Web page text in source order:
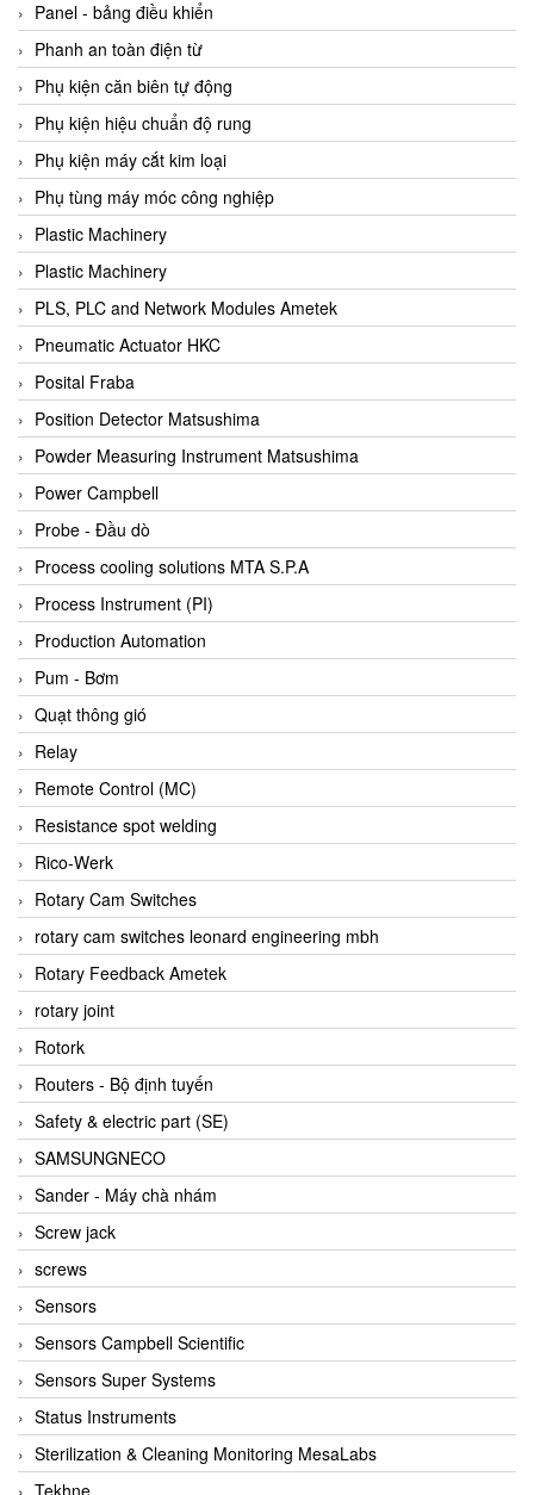
BEKO
Belimo
Benetech Vietnam
Bently Nevada
Bentone Vietnam
Bernstein Vietnam
Berthold
Bestech
Bestech
BETA
Bifold
Bihl+wiedemann
Bihl+wiedemann
Bilz
Binder Connector
Biotech
BirdX Vietnam
BK Vibro
Black Box
BlackBox Vietnam
BLAGDON PUMP
Bloom Engineering
Boneng
Bopp & Reuther Messtechnik
Bosch
Boydcorp
BRAUN Vietnam
Brinkmann Pumpen
BRONKHORST
Brook Instrument
Brooks Instrument Vietnam
Buhler
BURLING INSTRUMENTS
Burster
BUSCHJOST
Calectro
Campbell Scientific
Canneed Vietnam
Cantoni
CAPS
CAREL Parts
Panel - bảng điều khiển
Phanh an toàn điện từ
Phụ kiện căn biên tự động
Phụ kiện hiệu chuẩn độ rung
Phụ kiện máy cắt kim loại
Phụ tùng máy móc công nghiệp
Plastic Machinery
Plastic Machinery
PLS, PLC and Network Modules Ametek
Pneumatic Actuator HKC
Posital Fraba
Position Detector Matsushima
Powder Measuring Instrument Matsushima
Power Campbell
Probe - Đầu dò
Process cooling solutions MTA S.P.A
Process Instrument (PI)
Production Automation
Pum - Bơm
Quạt thông gió
Relay
Remote Control (MC)
Resistance spot welding
Rico-Werk
Rotary Cam Switches
rotary cam switches leonard engineering mbh
Rotary Feedback Ametek
rotary joint
Rotork
Routers - Bộ định tuyến
Safety & electric part (SE)
SAMSUNGNECO
Sander - Máy chà nhám
Screw jack
screws
Sensors
Sensors Campbell Scientific
Sensors Super Systems
Status Instruments
Sterilization & Cleaning Monitoring MesaLabs
Tekhne